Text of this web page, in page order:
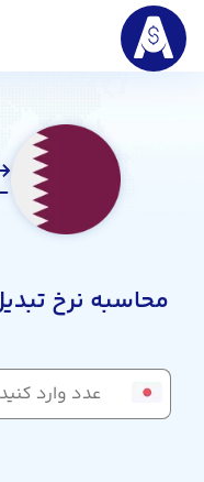
محاسبه نرخ